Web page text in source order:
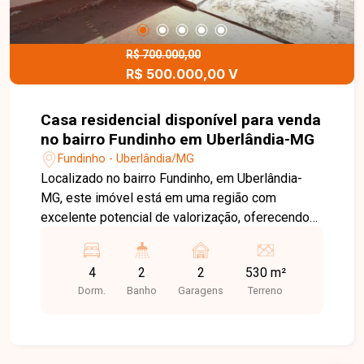
R$ 700.000,00
R$ 500.000,00 V
Casa residencial disponível para venda
no bairro Fundinho em Uberlândia-MG
Fundinho - Uberlândia/MG
Localizado no bairro Fundinho, em Uberlândia-
MG, este imóvel está em uma região com
excelente potencial de valorização, oferecendo
essenciais. O bairro proporciona praticidade no
dia a dia, além de um ambiente tranquilo, ideal
tanto para moradia quanto para investimento.
4
Dorm.
2
Banho
2
Garagens
530 m²
Terreno